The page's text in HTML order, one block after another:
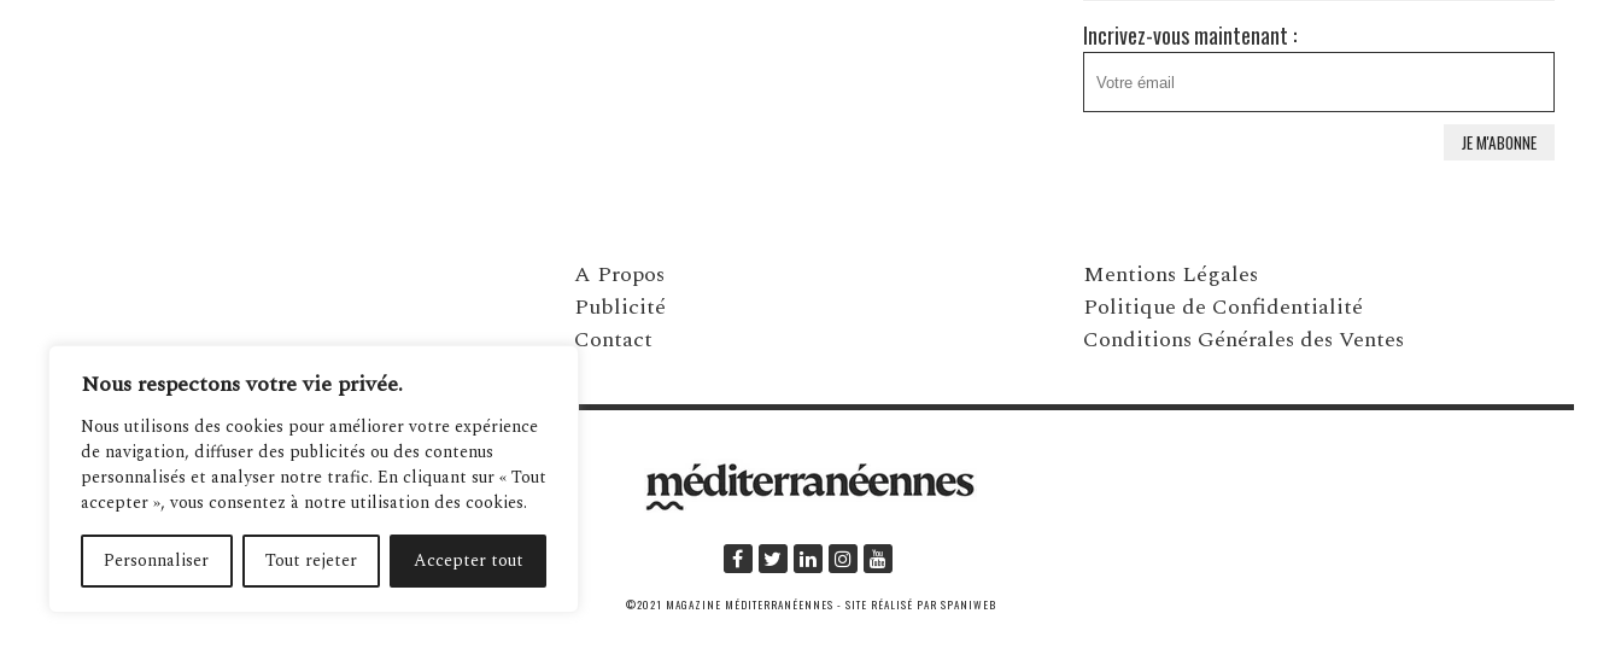
Nous respectons votre vie privée.
Nous utilisons des cookies pour améliorer votre expérience
de navigation, diffuser des publicités ou des contenus
personnalisés et analyser notre trafic. En cliquant sur « Tout
accepter », vous consentez à notre utilisation des cookies.
Personnaliser Tout rejeter Accepter tout
Incrivez-vous maintenant :
A Propos
Publicité
Contact
Mentions Légales
Politique de Confidentialité
Conditions Générales des Ventes
©2021 MAGAZINE MÉDITERRANÉENNES - SITE RÉALISÉ PAR SPANIWEB